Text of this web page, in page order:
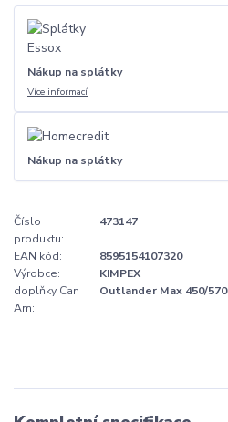
Nákup na splátky
Více informací
Nákup na splátky
Číslo
produktu:
473147
EAN kód:
8595154107320
Výrobce:
KIMPEX
doplňky Can
Am:
Outlander Max 450/570